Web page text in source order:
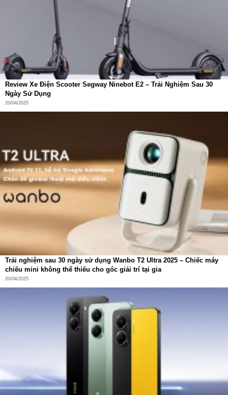
cho mọi gia đình
Với hàng loạt ưu điểm vượt trội từ thiết kế, lực hút, hệ
thống lọc cho đến độ ồn và thời lượng pin,
không dây cầm tay Redroad V17
xứng đáng là một trong
những lựa chọn hàng đầu trong phân khúc máy hút bụi
cao cấp hiện nay.
Review Xe Điện Scooter Segway Ninebot E2 – Trải Nghiệm Sau 30
Ngày Sử Dụng
20/04/2025
Trải nghiệm sau 30 ngày sử dụng Wanbo T2 Ultra 2025 – Chiếc máy
chiếu mini không thể thiếu cho góc giải trí tại gia
20/04/2025